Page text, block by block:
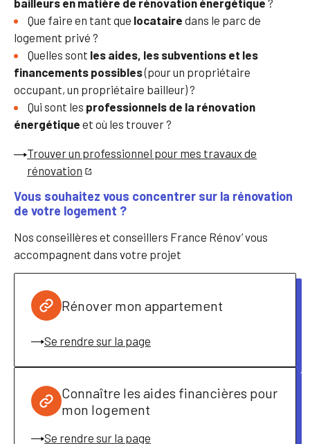
bailleurs en matière de rénovation énergétique ?
Que faire en tant que locataire dans le parc de
logement privé ?
Quelles sont les aides, les subventions et les
financements possibles(pour un propriétaire
occupant, un propriétaire bailleur) ?
Qui sont les professionnels de la rénovation
énergétique et où les trouver ?
Trouver un professionnel pour mes travaux de
rénovation
Vous souhaitez vous concentrer sur la rénovation
de votre logement ?
Nos conseillères et conseillers France Rénov’ vous
accompagnent dans votre projet
Rénover mon appartement
Se rendre sur la page
Connaître les aides financières pour
mon logement
Se rendre sur la page